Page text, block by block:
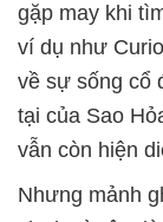
gặp may khi
ví dụ như
về sự sống cổ
tại của Sao
vẫn còn hiện
Nhưng mảnh